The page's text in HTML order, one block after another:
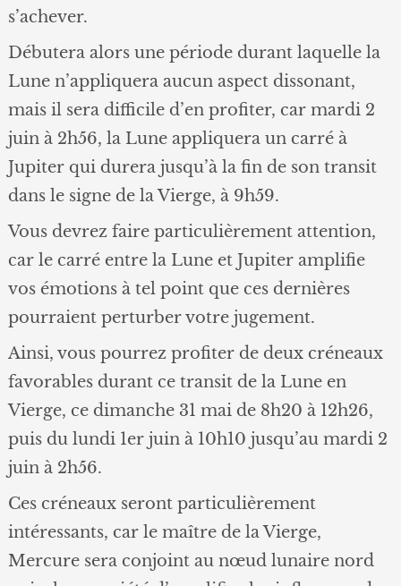
s’achever.
Débutera alors une période durant laquelle la
Lune n’appliquera aucun aspect dissonant,
mais il sera difficile d’en profiter, car mardi 2
juin à 2h56, la Lune appliquera un carré à
Jupiter qui durera jusqu’à la fin de son transit
dans le signe de la Vierge, à 9h59.
Vous devrez faire particulièrement attention,
car le carré entre la Lune et Jupiter amplifie
vos émotions à tel point que ces dernières
pourraient perturber votre jugement.
Ainsi, vous pourrez profiter de deux créneaux
favorables durant ce transit de la Lune en
Vierge, ce dimanche 31 mai de 8h20 à 12h26,
puis du lundi 1er juin à 10h10 jusqu’au mardi 2
juin à 2h56.
Ces créneaux seront particulièrement
intéressants, car le maître de la Vierge,
Mercure sera conjoint au nœud lunaire nord